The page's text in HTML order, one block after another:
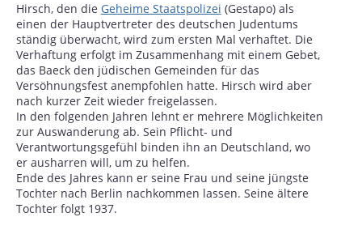
Hirsch, den die Geheime Staatspolizei (Gestapo) als
einen der Hauptvertreter des deutschen Judentums
ständig überwacht, wird zum ersten Mal verhaftet. Die
Verhaftung erfolgt im Zusammenhang mit einem Gebet,
das Baeck den jüdischen Gemeinden für das
Versöhnungsfest anempfohlen hatte. Hirsch wird aber
nach kurzer Zeit wieder freigelassen.
In den folgenden Jahren lehnt er mehrere Möglichkeiten
zur Auswanderung ab. Sein Pflicht- und
Verantwortungsgefühl binden ihn an Deutschland, wo
er ausharren will, um zu helfen.
Ende des Jahres kann er seine Frau und seine jüngste
Tochter nach Berlin nachkommen lassen. Seine ältere
Tochter folgt 1937.